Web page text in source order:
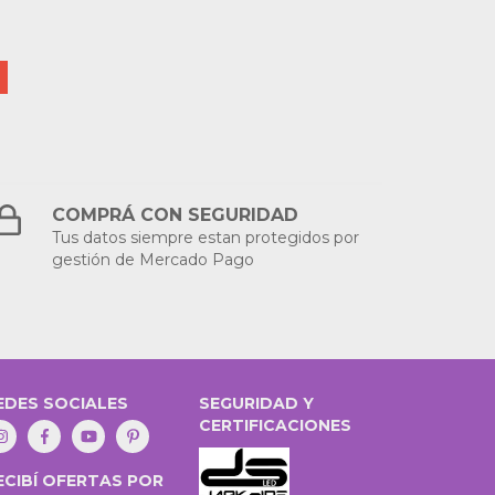
COMPRÁ CON SEGURIDAD
Tus datos siempre estan protegidos por
gestión de Mercado Pago
SOCIALES
OFERTAS POR
SEGURIDAD Y
CERTIFICACIONES